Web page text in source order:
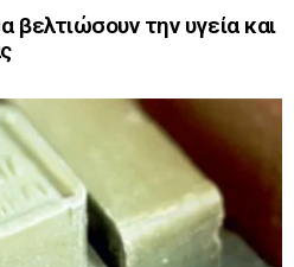
βελτιώσουν την υγεία και